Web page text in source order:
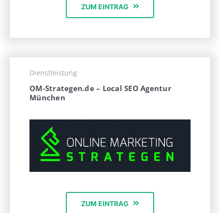
ZUM EINTRAG
Dienstleistung
OM-Strategen.de – Local SEO Agentur
München
ZUM EINTRAG